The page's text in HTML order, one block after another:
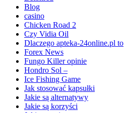
Blog
casino
Chicken Road 2
Czy Vidia Oil
Dlaczego apteka-24online.pl to
Forex News
Fungo Killer opinie
Hondro Sol –
Ice Fishing Game
Jak stosować kapsułki
Jakie są alternatywy
Jakie są korzyści